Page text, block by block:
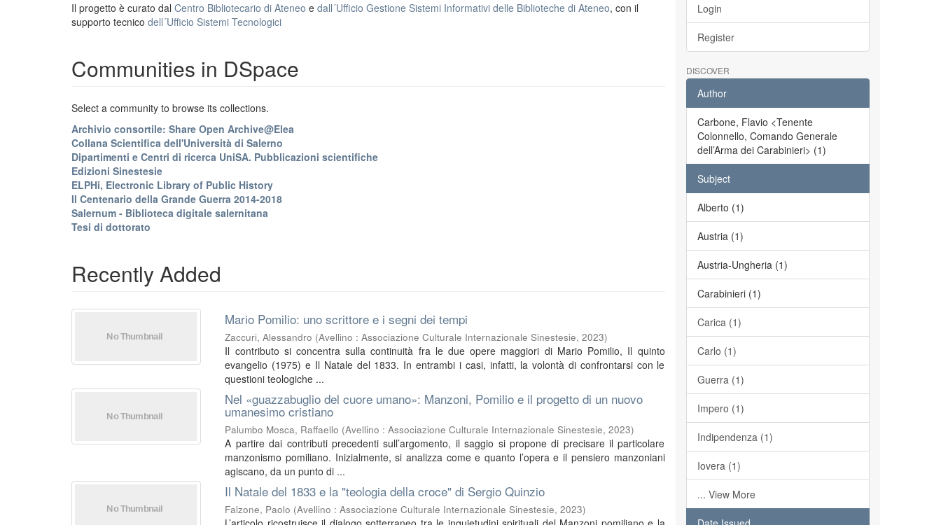
Il progetto è curato dal Centro Bibliotecario di Ateneo e dall´Ufficio Gestione Sistemi Informativi delle Biblioteche di Ateneo, con il
supporto tecnico dell´Ufficio Sistemi Tecnologici
Communities in DSpace
Select a community to browse its collections.
Archivio consortile: Share Open Archive@Elea
Collana Scientifica dell'Università di Salerno
Dipartimenti e Centri di ricerca UniSA. Pubblicazioni scientifiche
Edizioni Sinestesie
ELPHi, Electronic Library of Public History
Il Centenario della Grande Guerra 2014-2018
Salernum - Biblioteca digitale salernitana
Tesi di dottorato
Recently Added
Mario Pomilio: uno scrittore e i segni dei tempi
Zaccuri, Alessandro (Avellino : Associazione Culturale Internazionale Sinestesie,2023)
Il contributo si concentra sulla continuità fra le due opere maggiori di Mario Pomilio, Il quinto
evangelio (1975) e Il Natale del 1833. In entrambi i casi, infatti, la volontà di confrontarsi con le
questioni teologiche ...
Nel «guazzabuglio del cuore umano»: Manzoni, Pomilio e il progetto di un nuovo
umanesimo cristiano
Palumbo Mosca, Raffaello (Avellino : Associazione Culturale Internazionale Sinestesie,2023)
A partire dai contributi precedenti sull’argomento, il saggio si propone di precisare il particolare
manzonismo pomiliano. Inizialmente, si analizza come e quanto l’opera e il pensiero manzoniani
agiscano, da un punto di ...
Il Natale del 1833 e la "teologia della croce" di Sergio Quinzio
Falzone, Paolo (Avellino : Associazione Culturale Internazionale Sinestesie,2023)
Login
Register
DISCOVER
Author
Carbone, Flavio <Tenente
Colonnello, Comando Generale
dell’Arma dei Carabinieri> (1)
Subject
Alberto (1)
Austria (1)
Austria-Ungheria (1)
Carabinieri (1)
Carica (1)
Carlo (1)
Guerra (1)
Impero (1)
Indipendenza (1)
Iovera (1)
... View More